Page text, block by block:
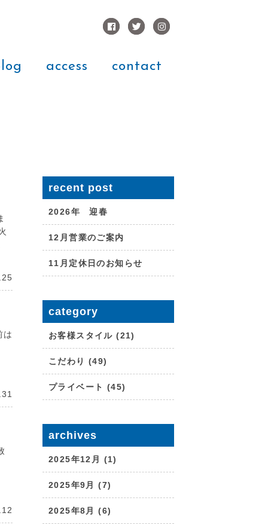
access contact
は
recent post
2026年 迎春
12月営業のご案内
11月定休日のお知らせ
category
お客様スタイル (21)
こだわり (49)
プライベート (45)
archives
2025年12月 (1)
2025年9月 (7)
2025年8月 (6)